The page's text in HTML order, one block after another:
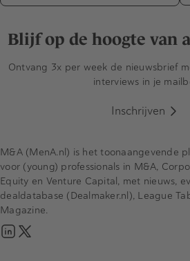
Blijf op de hoogte van
Ontvang 3x per week de nieuwsbrief
interviews in je
Inschrijven
M&A (MenA.nl) is het toonaangevende
voor (young) professionals in M&A,
Equity en Venture Capital, met nieuws,
dealdatabase (Dealmaker.nl), League
Magazine.